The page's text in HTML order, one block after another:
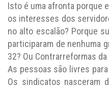
Isto é uma afronta porque
os interesses dos
no alto escalão? Porque
participaram de nenhuma
32? Ou Contrarreformas
As pessoas são livres
Os sindicatos nasceram